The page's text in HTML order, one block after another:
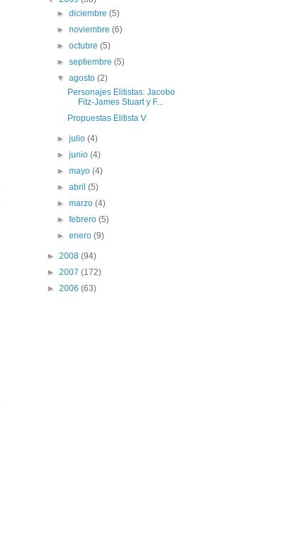
►diciembre(5)
►noviembre(6)
►octubre(5)
►septiembre(5)
▼agosto(2)
Personajes Elitistas: Jacobo
Fitz-James Stuart y F...
Propuestas Elitista V
►julio(4)
►junio(4)
►mayo(4)
►abril(5)
►marzo(4)
►febrero(5)
►enero(9)
► 2008 (94)
► 2007 (172)
► 2006 (63)